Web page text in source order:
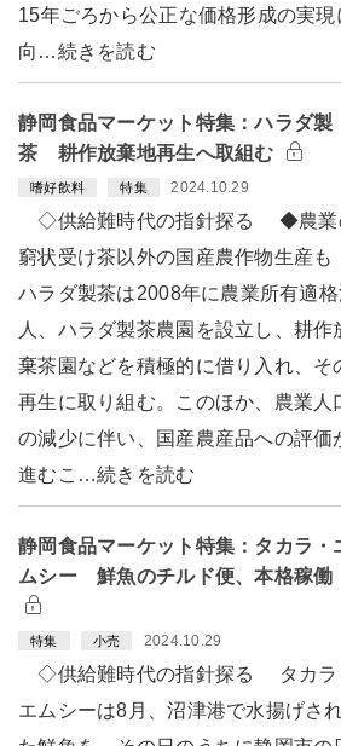
15年ごろから公正な価格形成の実現
向…続きを読む
静岡食品マーケット特集：ハラダ製
茶 耕作放棄地再生へ取組む
嗜好飲料 特集 2024.10.29
◇供給難時代の指針探る ◆農業
窮状受け茶以外の国産農作物生産
ハラダ製茶は2008年に農業所有適
人、ハラダ製茶農園を設立し、耕作
棄茶園などを積極的に借り入れ、そ
再生に取り組む。このほか、農業人
の減少に伴い、国産農産品への評価
進むこ…続きを読む
静岡食品マーケット特集：タカラ・
ムシー 鮮魚のチルド便、本格稼働
特集 小売 2024.10.29
◇供給難時代の指針探る タカラ
エムシーは8月、沼津港で水揚げさ